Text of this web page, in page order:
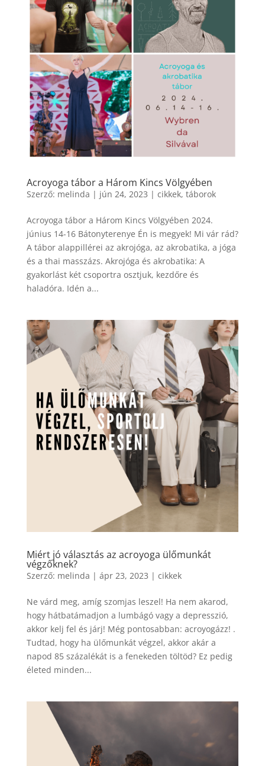
Acroyoga tábor a Három Kincs Völgyében
Szerző: melinda | jún 24, 2023 | cikkek, táborok
Acroyoga tábor a Három Kincs Völgyében 2024.
június 14-16 Bátonyterenye Én is megyek! Mi vár rád?
A tábor alappillérei az akrojóga, az akrobatika, a jóga
és a thai masszázs. Akrojóga és akrobatika: A
gyakorlást két csoportra osztjuk, kezdőre és
haladóra. Idén a...
Miért jó választás az acroyoga ülőmunkát
végzőknek?
Szerző: melinda | ápr 23, 2023 | cikkek
Ne várd meg, amíg szomjas leszel! Ha nem akarod,
hogy hátbatámadjon a lumbágó vagy a depresszió,
akkor kelj fel és járj! Még pontosabban: acroyogázz! .
Tudtad, hogy ha ülőmunkát végzel, akkor akár a
napod 85 százalékát is a fenekeden töltöd? Ez pedig
életed minden...